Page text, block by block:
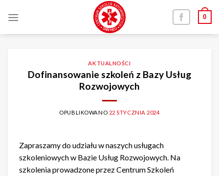
0
AKTUALNOŚCI
Dofinansowanie szkoleń z Bazy Usług
Rozwojowych
OPUBLIKOWANO 22 STYCZNIA 2024
Zapraszamy do udziału w naszych usługach
szkoleniowych w Bazie Usług Rozwojowych. Na
szkolenia prowadzone przez Centrum Szkoleń